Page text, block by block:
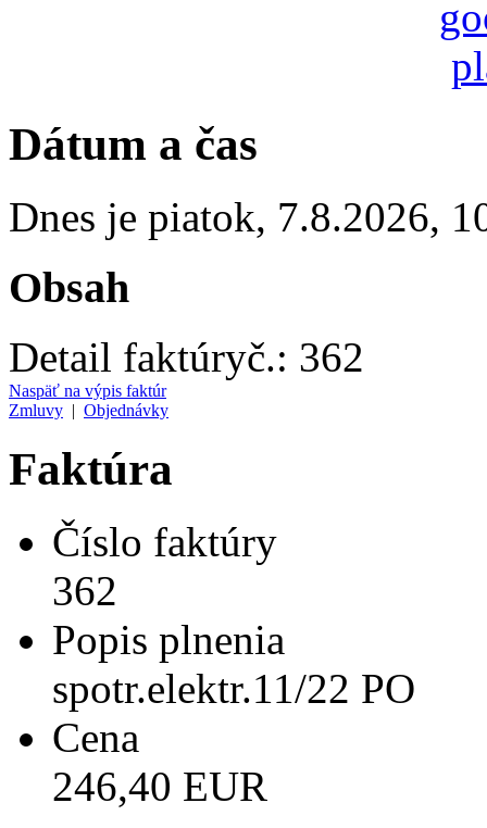
Dátum a čas
Dnes je piatok, 7.8.2026,
Obsah
Detail faktúryč.: 362
Naspäť na výpis faktúr
Zmluvy | Objednávky
Faktúra
Číslo faktúry
362
Popis plnenia
spotr.elektr.11/22 PO
Cena
246,40 EUR